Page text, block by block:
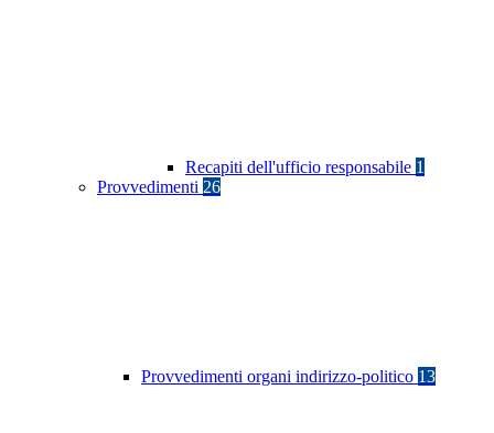
Recapiti dell'ufficio responsabile 1
Provvedimenti 26
Provvedimenti organi indirizzo-politico 13